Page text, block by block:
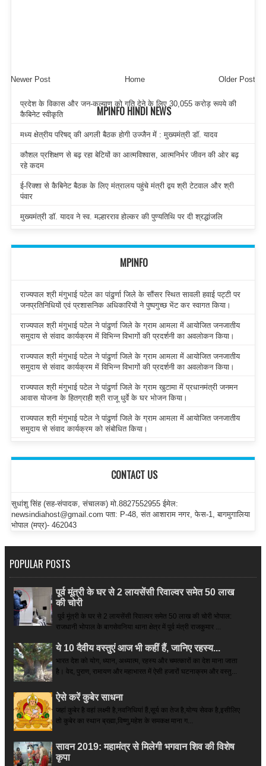
Newer Post Older Post
Home
MPINFO HINDI NEWS
प्रदेश के विकास और जन-कल्याण को गति देने के लिए 30,055 करोड़ रूपये की
कैबिनेट स्वीकृति
मध्य क्षेत्रीय परिषद् की अगली बैठक होगी उज्जैन में : मुख्यमंत्री डॉ. यादव
कौशल प्रशिक्षण से बढ़ रहा बेटियों का आत्मविश्वास, आत्मनिर्भर जीवन की ओर बढ़
रहे कदम
ई-रिक्शा से कैबिनेट बैठक के लिए मंत्रालय पहुंचे मंत्री द्वय श्री टेटवाल और श्री
पंवार
मुख्यमंत्री डॉ. यादव ने स्व. मल्हारराव होल्कर की पुण्यतिथि पर दी श्रद्धांजलि
MPINFO
राज्यपाल श्री मंगुभाई पटेल का पांढुर्णा जिले के सौंसर स्थित सावली हवाई पट्टी पर
जनप्रतिनिधियों एवं प्रशासनिक अधिकारियों ने पुष्पगुच्छ भेंट कर स्वागत किया।
राज्यपाल श्री मंगुभाई पटेल ने पांढुर्णा जिले के ग्राम आमला में आयोजित जनजातीय
समुदाय से संवाद कार्यक्रम में विभिन्न विभागों की प्रदर्शनी का अवलोकन किया।
राज्यपाल श्री मंगुभाई पटेल ने पांढुर्णा जिले के ग्राम आमला में आयोजित जनजातीय
समुदाय से संवाद कार्यक्रम में विभिन्न विभागों की प्रदर्शनी का अवलोकन किया।
राज्यपाल श्री मंगुभाई पटेल ने पांढुर्णा जिले के ग्राम खुटामा में प्रधानमंत्री जनमन
आवास योजना के हितग्राही श्री राजू धुर्वे के घर भोजन किया।
राज्यपाल श्री मंगुभाई पटेल ने पांढुर्णा जिले के ग्राम आमला में आयोजित जनजातीय
समुदाय से संवाद कार्यक्रम को संबोधित किया।
CONTACT US
सुधांशु सिंह (सह-संपादक, संचालक) मो.8827552955 ईमेल:
newsindiahost@gmail.com पता: P-48, संत आशाराम नगर, फेस-1, बागमुगालिया
भोपाल (मप्र)- 462043
POPULAR POSTS
पूर्व मूंत्री के घर से 2 लायसेंसी रिवाल्वर समेत 50 लाख
की चोरी
पूर्व मूंत्री के घर से 2 लायसेंसी रिवाल्वर समेत 50 लाख की चोरी भोपाल:
राजधानी भोपाल के बागसेवनिया थाना क्षेत्र में पूर्व मंत्री राजकुमार ...
ये 10 दैवीय वस्तुएं आज भी कहीं हैं, जानिए रहस्य...
भारत देश को योग, ध्यान, अध्यात्म, रहस्य और चमत्कारों का देश माना जाता
है। वेद, पुराण, रामायण और महाभारत में ऐसी हजारों घटनाक्रम और वस्तु...
ऐसे करें कुबेर साधना
जहां कुबेर है­ वहां लक्ष्मी है,नवनिधियां हैं,सूर्य का तेज है,योग्य सेवक है,इसीलिए
तो कुबेर का स्थान ब्रह्मा,विष्णु,महेश के समकक्ष माना ग...
सावन 2019: महामंत्र से मिलेगी भगवान शिव की विशेष
कृपा